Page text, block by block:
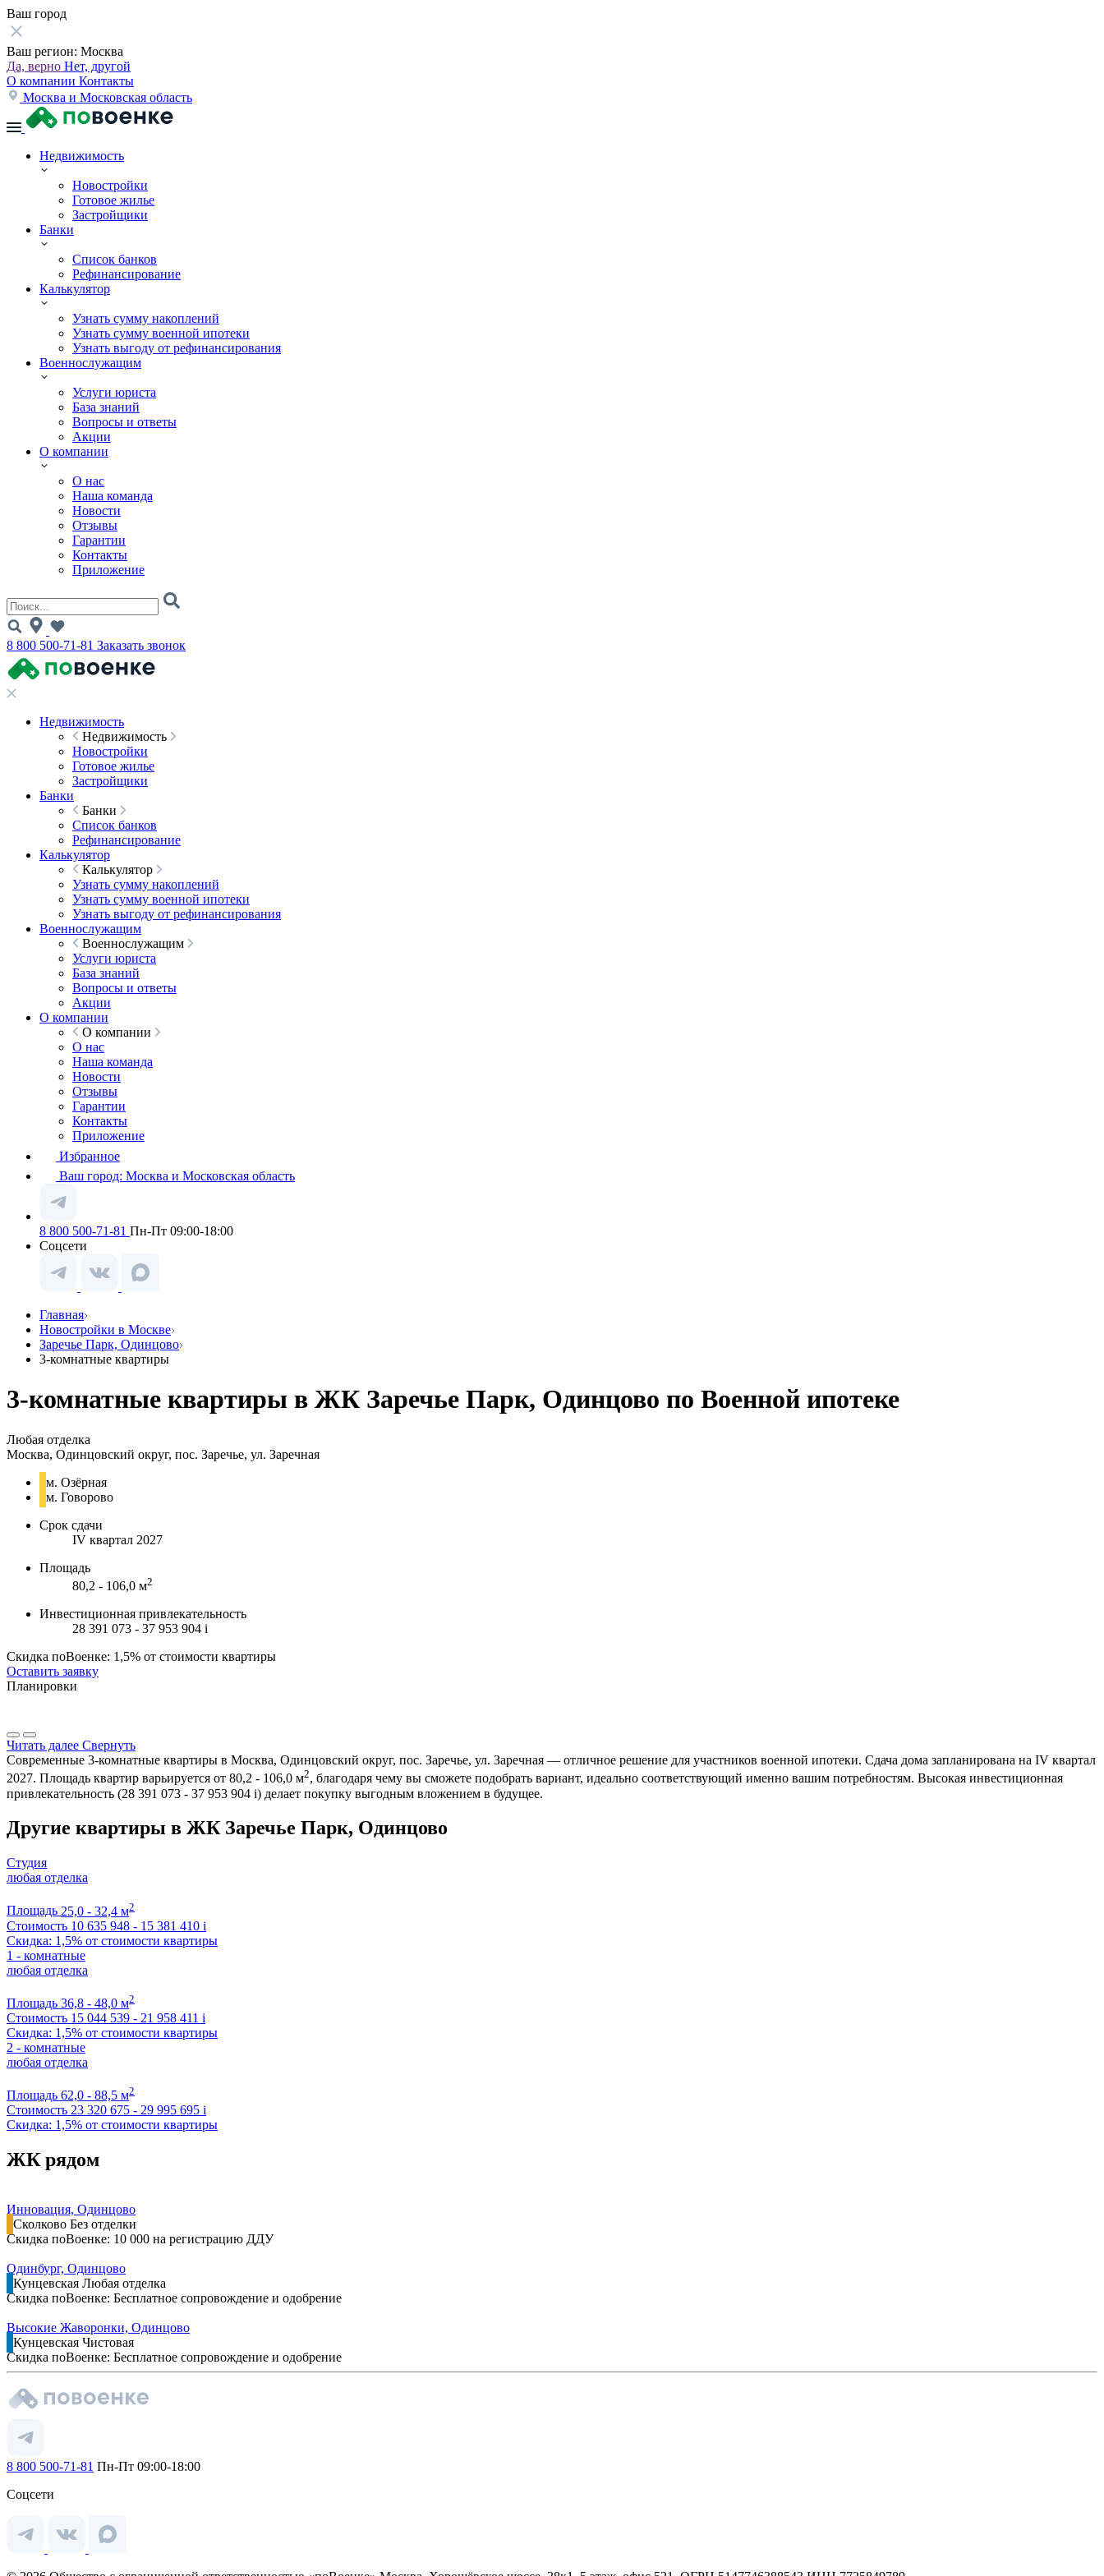
Ваш город
Ваш регион: Москва
Да, верно Нет, другой
О компании Контакты
Москва и Московская область
Недвижимость
Новостройки
Готовое жилье
Застройщики
Банки
Список банков
Рефинансирование
Калькулятор
Узнать сумму накоплений
Узнать сумму военной ипотеки
Узнать выгоду от рефинансирования
Военнослужащим
Услуги юриста
База знаний
Вопросы и ответы
Акции
О компании
О нас
Наша команда
Новости
Отзывы
Гарантии
Контакты
Приложение
8 800 500-71-81 Заказать звонок
Недвижимость
Недвижимость
Новостройки
Готовое жилье
Застройщики
Банки
Банки
Список банков
Рефинансирование
Калькулятор
Калькулятор
Узнать сумму накоплений
Узнать сумму военной ипотеки
Узнать выгоду от рефинансирования
Военнослужащим
Военнослужащим
Услуги юриста
База знаний
Вопросы и ответы
Акции
О компании
О компании
О нас
Наша команда
Новости
Отзывы
Гарантии
Контакты
Приложение
Избранное
Ваш город: Москва и Московская область
8 800 500-71-81 Пн-Пт 09:00-18:00
Соцсети
Главная
Новостройки в Москве
Заречье Парк, Одинцово
3-комнатные квартиры
3-комнатные квартиры в ЖК Заречье Парк, Одинцово по Военной ипотеке
Любая отделка
Москва, Одинцовский округ, пос. Заречье, ул. Заречная
м. Озёрная
м. Говорово
Срок сдачи
IV квартал 2027
Площадь
80,2 - 106,0 м2
Инвестиционная привлекательность
28 391 073 - 37 953 904 i
Скидка поВоенке: 1,5% от стоимости квартиры
Оставить заявку
Планировки
Читать далее Свернуть
Современные 3-комнатные квартиры в Москва, Одинцовский округ, пос. Заречье, ул. Заречная — отличное решение для участников военной ипотеки. Сдача дома запланирована на IV квартал
2027. Площадь квартир варьируется от 80,2 - 106,0 м2, благодаря чему вы сможете подобрать вариант, идеально соответствующий именно вашим потребностям. Высокая инвестиционная
привлекательность (28 391 073 - 37 953 904 i) делает покупку выгодным вложением в будущее.
Другие квартиры в ЖК Заречье Парк, Одинцово
Студия
любая отделка
Площадь 25,0 - 32,4 м2
Стоимость 10 635 948 - 15 381 410 i
Скидка: 1,5% от стоимости квартиры
1 - комнатные
любая отделка
Площадь 36,8 - 48,0 м2
Стоимость 15 044 539 - 21 958 411 i
Скидка: 1,5% от стоимости квартиры
2 - комнатные
любая отделка
Площадь 62,0 - 88,5 м2
Стоимость 23 320 675 - 29 995 695 i
Скидка: 1,5% от стоимости квартиры
ЖК рядом
Инновация, Одинцово
Сколково Без отделки
Скидка поВоенке: 10 000 на регистрацию ДДУ
Одинбург, Одинцово
Кунцевская Любая отделка
Скидка поВоенке: Бесплатное сопровождение и одобрение
Высокие Жаворонки, Одинцово
Кунцевская Чистовая
Скидка поВоенке: Бесплатное сопровождение и одобрение
8 800 500-71-81 Пн-Пт 09:00-18:00
Соцсети